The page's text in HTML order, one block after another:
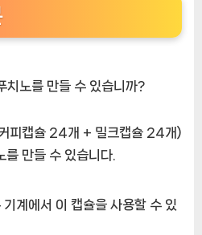
치노를 만들 수 있습니까?
피캡슐 24개 + 밀크캡슐 24개)
만들 수 있습니다.
계에서 이 캡슐을 사용할 수 있